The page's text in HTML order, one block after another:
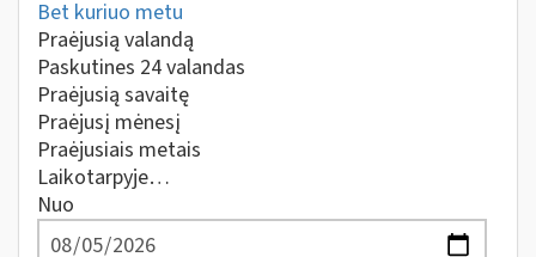
Bet kuriuo metu
Praėjusią valandą
Paskutines 24 valandas
Praėjusią savaitę
Praėjusį mėnesį
Praėjusiais metais
Laikotarpyje…
Nuo